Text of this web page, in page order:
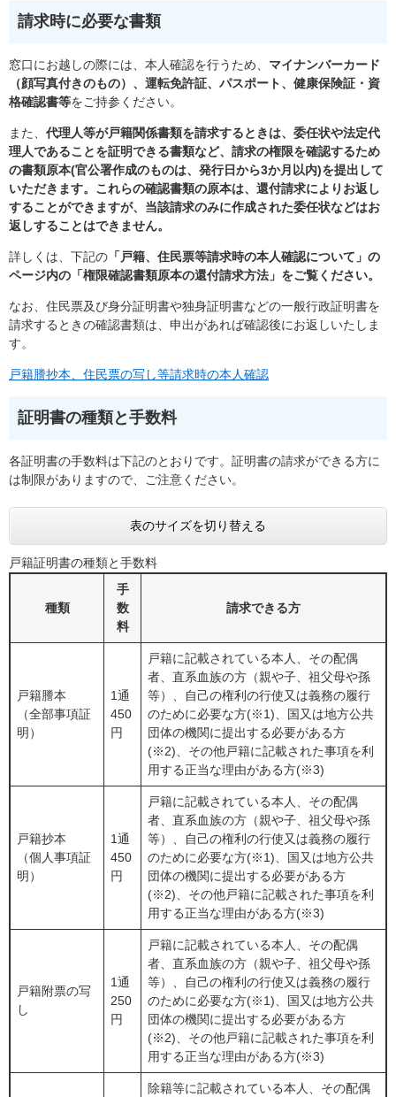
請求時に必要な書類
窓口にお越しの際には、本人確認を行うため、 マイナンバーカード
（顔写真付きのもの）、運転免許証、パスポート、健康保険証・資
格確認書等をご持参ください。
また、 代理人等が戸籍関係書類を請求するときは、委任状や法定代
理人であることを証明できる書類など、請求の権限を確認するため
の書類原本(官公署作成のものは、発行日から3か月以内)を提出して
いただきます。これらの確認書類の原本は、還付請求によりお返し
することができますが、当該請求のみに作成された委任状などはお
返しすることはできません。
詳しくは、下記の 「戸籍、住民票等請求時の本人確認について」の
ページ内の「権限確認書類原本の還付請求方法」をご覧ください。
なお、住民票及び身分証明書や独身証明書などの一般行政証明書を
請求するときの確認書類は、申出があれば確認後にお返しいたしま
す。
戸籍謄抄本、住民票の写し等請求時の本人確認
証明書の種類と手数料
各証明書の手数料は下記のとおりです。証明書の請求ができる方に
は制限がありますので、ご注意ください。
表のサイズを切り替える
戸籍証明書の種類と手数料
種類
手
数
料
請求できる方
戸籍謄本
（全部事項証
明）
1通
450
円
戸籍に記載されている本人、その配偶
者、直系血族の方（親や子、祖父母や孫
等）、自己の権利の行使又は義務の履行
のために必要な方(※1)、国又は地方公共
団体の機関に提出する必要がある方
(※2)、その他戸籍に記載された事項を利
用する正当な理由がある方(※3)
戸籍抄本
（個人事項証
明）
1通
450
円
戸籍に記載されている本人、その配偶
者、直系血族の方（親や子、祖父母や孫
等）、自己の権利の行使又は義務の履行
のために必要な方(※1)、国又は地方公共
団体の機関に提出する必要がある方
(※2)、その他戸籍に記載された事項を利
用する正当な理由がある方(※3)
戸籍附票の写
し
1通
250
円
戸籍に記載されている本人、その配偶
者、直系血族の方（親や子、祖父母や孫
等）、自己の権利の行使又は義務の履行
のために必要な方(※1)、国又は地方公共
団体の機関に提出する必要がある方
(※2)、その他戸籍に記載された事項を利
用する正当な理由がある方(※3)
除籍等に記載されている本人、その配偶